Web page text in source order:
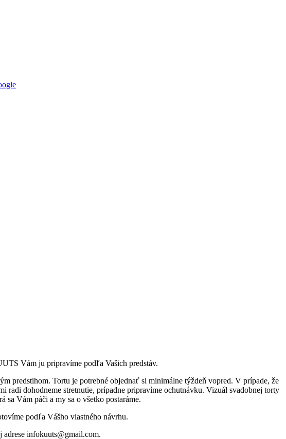
Vám ju pripravíme podľa Vašich predstáv.
predstihom. Tortu je potrebné objednať si minimálne týždeň vopred. V prípade, že
radi dohodneme stretnutie, prípadne pripravíme ochutnávku. Vizuál svadobnej torty
Vám páči a my sa o všetko postaráme.
podľa Vášho vlastného návrhu.
adrese infokuuts@gmail.com.